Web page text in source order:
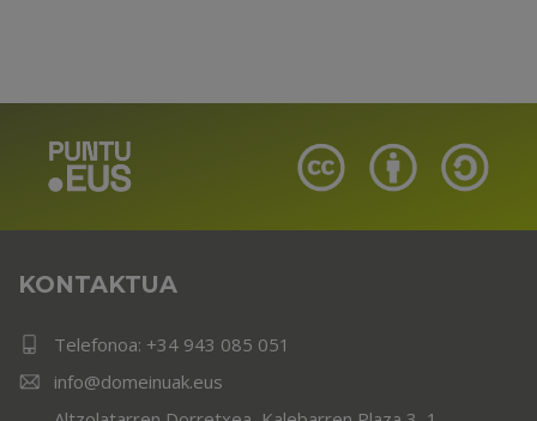
KONTAKTUA
Telefonoa: +34 943 085 051
info@domeinuak.eus